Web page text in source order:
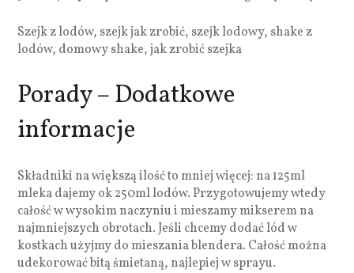
Szejk z lodów, szejk jak zrobić, szejk lodowy, shake z
lodów, domowy shake, jak zrobić szejka
Porady – Dodatkowe
informacje
Składniki na większą ilość to mniej więcej: na 125ml
mleka dajemy ok 250ml lodów. Przygotowujemy wtedy
całość w wysokim naczyniu i mieszamy mikserem na
najmniejszych obrotach. Jeśli chcemy dodać lód w
kostkach użyjmy do mieszania blendera. Całość można
udekorować bitą śmietaną, najlepiej w sprayu.